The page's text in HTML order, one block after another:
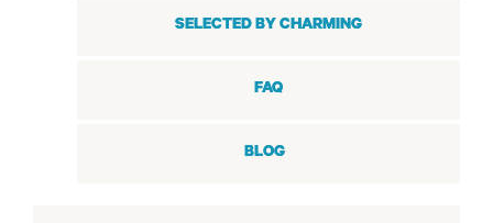
SELECTED BY CHARMING
FAQ
BLOG